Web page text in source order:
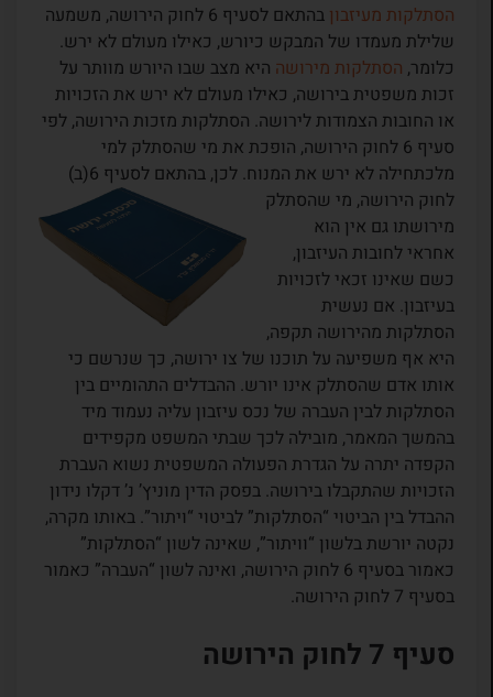
הסתלקות מעיזבון
בהתאם לסעיף 6 לחוק הירושה, משמעה
שלילת מעמדו של המבקש כיורש, כאילו מעולם לא ירש.
כלומר, הסתלקות מירושההיא מצב שבו היורש מוותר על
זכות משפטית בירושה, כאילו מעולם לא ירש את הזכויות
או החובות הצמודות לירושה. הסתלקות מזכות הירושה, לפי
סעיף 6 לחוק הירושה, הופכת את מי שהסתלק למי
מלכתחילה לא ירש את המנוח
. לכן, בהתאם לסעיף 6(ב)
לחוק הירושה, מי שהסתלק
מירושתו גם אין הוא
אחראי לחובות העיזבון,
כשם שאינו זכאי לזכויות
בעיזבון. אם נעשית
הסתלקות מהירושה תקפה,
היא אף משפיעה על תוכנו של צו ירושה, כך שנרשם כי
אותו אדם שהסתלק אינו יורש. ההבדלים התהומיים בין
הסתלקות לבין העברה של נכס עיזבון עליה נעמוד מיד
בהמשך המאמר, מובילה לכך שבתי המשפט מקפידים
הקפדה יתרה על הגדרת הפעולה המשפטית נשוא העברת
הזכויות שהתקבלו בירושה. בפסק הדין מוניץ’ נ’ דקלו נידון
ההבדל בין הביטוי “הסתלקות” לביטוי “ויתור”. באותו מקרה,
נקטה יורשת בלשון “וויתור”, שאינה לשון “הסתלקות”
כאמור בסעיף 6 לחוק הירושה, ואינה לשון “העברה” כאמור
בסעיף 7 לחוק הירושה.
סעיף 7 לחוק הירושה